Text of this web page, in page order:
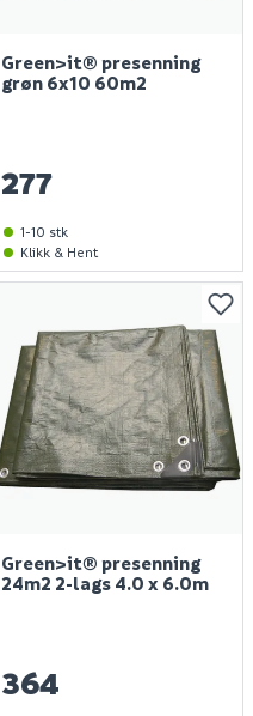
Green>it® presenning
grøn 6x10 60m2
277
1-10 stk
Klikk & Hent
Green>it® presenning
24m2 2-lags 4.0 x 6.0m
364